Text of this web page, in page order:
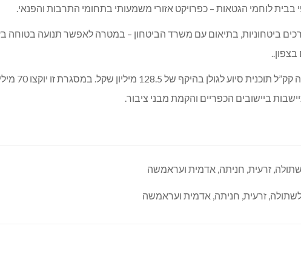
דרכים ביטחוניות, בתיאום עם משרד הביטחון – במטרה לאפשר תנועה בטוחה
לצד
ביישובים הכפריים והקמת מבני ציבור.